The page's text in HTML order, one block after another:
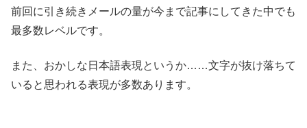
前回に引き続きメールの量が今まで記事にしてきた中でも
最多数レベルです。
また、おかしな日本語表現というか……文字が抜け落ちて
いると思われる表現が多数あります。